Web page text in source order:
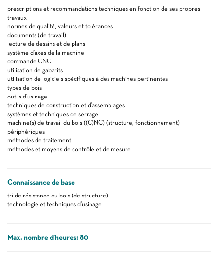
prescriptions et recommandations techniques en fonction de ses propres
travaux
normes de qualité, valeurs et tolérances
documents (de travail)
lecture de dessins et de plans
système d'axes de la machine
commande CNC
utilisation de gabarits
utilisation de logiciels spécifiques à des machines pertinentes
types de bois
outils d'usinage
techniques de construction et d'assemblages
systèmes et techniques de serrage
machine(s) de travail du bois ((C)NC) (structure, fonctionnement)
périphériques
méthodes de traitement
méthodes et moyens de contrôle et de mesure
Connaissance de base
tri de résistance du bois (de structure)
technologie et techniques d'usinage
Max. nombre d'heures: 80